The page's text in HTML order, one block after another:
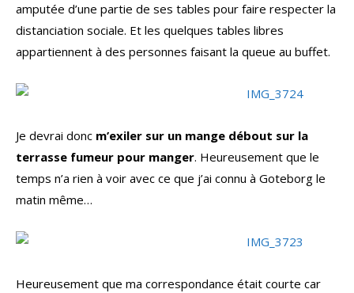
amputée d’une partie de ses tables pour faire respecter la
distanciation sociale. Et les quelques tables libres
appartiennent à des personnes faisant la queue au buffet.
Je devrai donc m’exiler sur un mange débout sur la
terrasse fumeur pour manger. Heureusement que le
temps n’a rien à voir avec ce que j’ai connu à Goteborg le
matin même…
Heureusement que ma correspondance était courte car